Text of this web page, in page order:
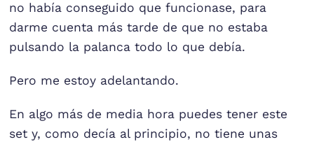
no había conseguido que funcionase, para
darme cuenta más tarde de que no estaba
pulsando la palanca todo lo que debía.
Pero me estoy adelantando.
En algo más de media hora puedes tener este
set y, como decía al principio, no tiene unas